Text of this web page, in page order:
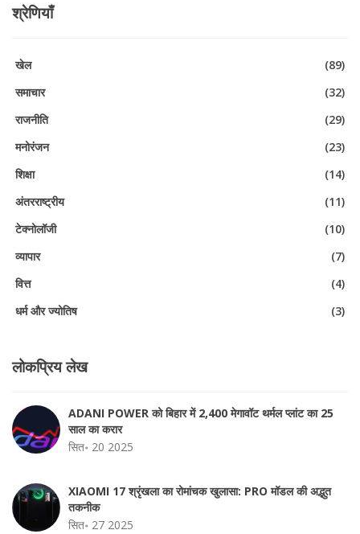
श्रेणियाँ
खेल
(89)
समाचार
(32)
राजनीति
(29)
मनोरंजन
(23)
शिक्षा
(14)
अंतरराष्ट्रीय
(11)
टेक्नोलॉजी
(10)
व्यापार
(7)
वित्त
(4)
धर्म और ज्योतिष
(3)
लोकप्रिय लेख
ADANI POWER को बिहार में 2,400 मेगावॉट थर्मल प्लांट का 25
साल का करार
सित॰ 20 2025
XIAOMI 17 श्रृंखला का रोमांचक खुलासा: PRO मॉडल की अद्भुत
तकनीक
सित॰ 27 2025